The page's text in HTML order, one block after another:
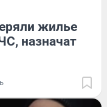
жилье
назначат